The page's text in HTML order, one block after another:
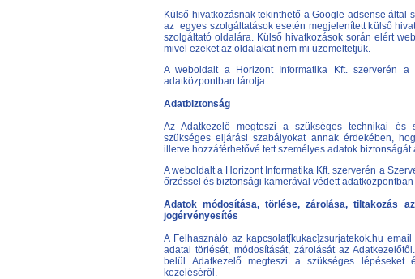
Külső hivatkozásnak tekinthető a Google adsense által
az egyes szolgáltatások esetén megjelenített külső
szolgáltató oldalára. Külső hivatkozások során elért
mivel ezeket az oldalakat nem mi üzemeltetjük.
A weboldalt a Horizont Informatika Kft. szerverén a
adatközpontban tárolja.
Adatbiztonság
Az Adatkezelő megteszi a szükséges technikai és
szükséges eljárási szabályokat annak érdekében,
illetve hozzáférhetővé tett személyes adatok
A weboldalt a Horizont Informatika Kft. szerverén a
őrzéssel és biztonsági kamerával védett
Adatok módosítása, törlése, zárolása, tiltakozás
jogérvényesítés
A Felhasználó az kapcsolat[kukac]zsurjatekok.hu
adatai törlését, módosítását, zárolását az
belül Adatkezelő megteszi a szükséges
kezeléséről.